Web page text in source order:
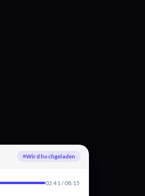
Ukrainisch wird transkribiert
02:41 / 08:15